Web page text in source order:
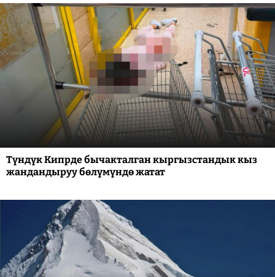
Түндүк Кипрде бычакталган кыргызстандык кыз
жандандыруу бөлүмүндө жатат